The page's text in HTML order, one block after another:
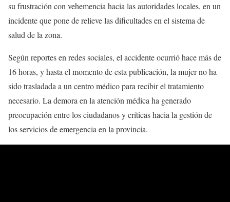
su frustración con vehemencia hacia las autoridades locales, en un
incidente que pone de relieve las dificultades en el sistema de
salud de la zona.
Según reportes en redes sociales, el accidente ocurrió hace más de
16 horas, y hasta el momento de esta publicación, la mujer no ha
sido trasladada a un centro médico para recibir el tratamiento
necesario. La demora en la atención médica ha generado
preocupación entre los ciudadanos y críticas hacia la gestión de
los servicios de emergencia en la provincia.